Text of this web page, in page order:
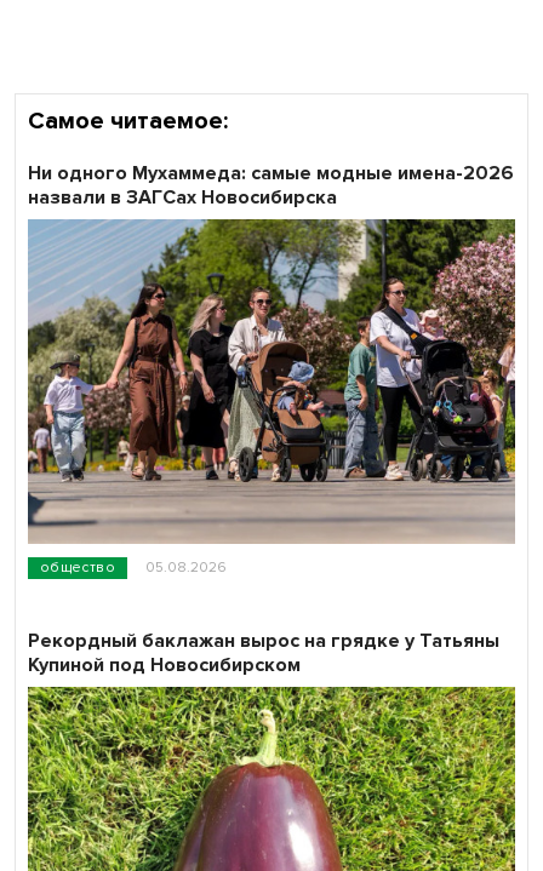
Самое читаемое:
общество 05.08.2026
Ни одного Мухаммеда: самые модные имена-2026
назвали в ЗАГСах Новосибирска
Рекордный баклажан вырос на грядке у Татьяны
Купиной под Новосибирском